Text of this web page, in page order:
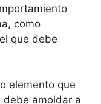
como
que debe
elemento que
debe amoldar a